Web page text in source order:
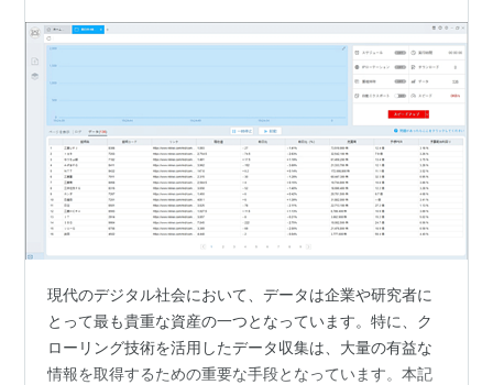
現代のデジタル社会において、データは企業や研究者に
とって最も貴重な資産の一つとなっています。特に、ク
ローリング技術を活用したデータ収集は、大量の有益な
情報を取得するための重要な手段となっています。本記